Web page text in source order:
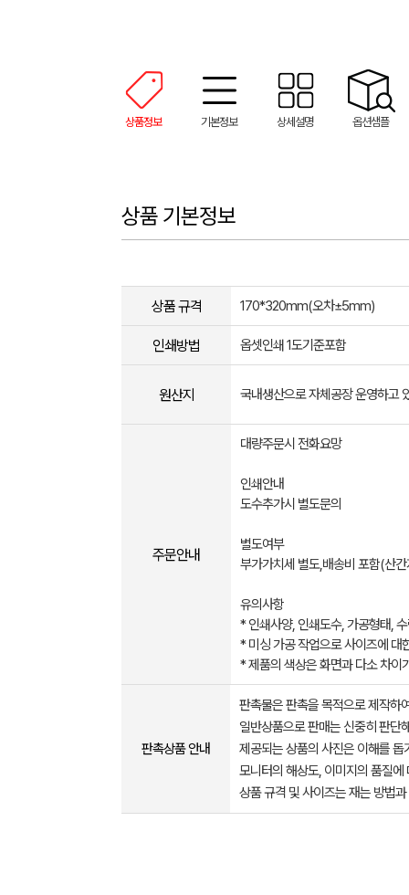
상품정보 기본정보 상세설명 옵션샘플
상품 기본정보
상품 규격 170*320mm(오차±5mm)
인쇄방법 옵셋인쇄 1도기준포함
원산지 국내생산으로 자체공장 운영하고
주문안내
대량주문시 전화요망
인쇄안내
도수추가시 별도문의
별도여부
부가가치세 별도,배송비 포함(산
유의사항
* 인쇄사양, 인쇄도수, 가공형태,
* 미싱 가공 작업으로 사이즈에 대
* 제품의 색상은 화면과 다소 차이
판촉상품 안내
판촉물은 판촉을 목적으로 제작하
일반상품으로 판매는 신중히 판단
제공되는 상품의 사진은 이해를
모니터의 해상도, 이미지의 품질
상품 규격 및 사이즈는 재는 방법